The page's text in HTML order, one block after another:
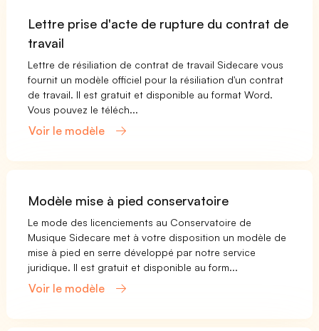
Lettre prise d'acte de rupture du contrat de
travail
Lettre de résiliation de contrat de travail Sidecare vous
fournit un modèle officiel pour la résiliation d'un contrat
de travail. Il est gratuit et disponible au format Word.
Vous pouvez le téléch...
Voir le modèle
Modèle mise à pied conservatoire
Le mode des licenciements au Conservatoire de
Musique Sidecare met à votre disposition un modèle de
mise à pied en serre développé par notre service
juridique. Il est gratuit et disponible au form...
Voir le modèle